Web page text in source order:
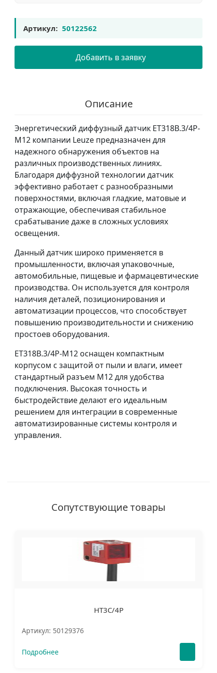
Артикул: 50122562
Добавить в заявку
Описание
Энергетический диффузный датчик ET318B.3/4P-
M12 компании Leuze предназначен для
надежного обнаружения объектов на
различных производственных линиях.
Благодаря диффузной технологии датчик
эффективно работает с разнообразными
поверхностями, включая гладкие, матовые и
отражающие, обеспечивая стабильное
срабатывание даже в сложных условиях
освещения.
Данный датчик широко применяется в
промышленности, включая упаковочные,
автомобильные, пищевые и фармацевтические
производства. Он используется для контроля
наличия деталей, позиционирования и
автоматизации процессов, что способствует
повышению производительности и снижению
простоев оборудования.
ET318B.3/4P-M12 оснащен компактным
корпусом с защитой от пыли и влаги, имеет
стандартный разъем M12 для удобства
подключения. Высокая точность и
быстродействие делают его идеальным
решением для интеграции в современные
автоматизированные системы контроля и
управления.
Сопутствующие товары
HT3C/4P
Артикул: 50129376
Подробнее